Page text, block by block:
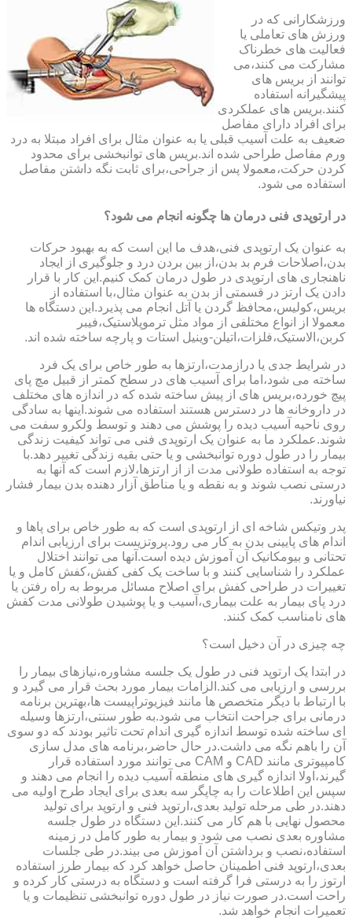
ورزشکارانی که در
ورزش های تعاملی یا
فعالیت های خطرناک
مشارکت می کنند،می
توانند از بریس های
پیشگیرانه استفاده
کنند.بریس های عملکردی
برای افراد دارای مفاصل
ضعیف به علت آسیب قبلی یا به عنوان مثال برای افراد مبتلا به درد
ورم مفاصل طراحی شده اند.بریس های توانبخشی برای محدود
کردن حرکت،معمولا پس از جراحی،برای ثابت نگه داشتن مفاصل
استفاده می شود.
در ارتوپدی فنی درمان ها چگونه انجام می شود؟
به عنوان یک ارتوپدی فنی،هدف ما این است که به بهبود حرکات
بدن،اصلاحات فرم بد بدن،از بین بردن درد و جلوگیری از ایجاد
ناهنجاری های ارتوپدی در طول درمان کمک کنیم.این کار با قرار
دادن یک ارتز در قسمتی از بدن به عنوان مثال،با استفاده از
بریس،کولیس،محافظ گردن یا آتل انجام می پذیرد.این دستگاه ها
معمولا از انواع مختلفی از مواد مثل ترموپلاستیک،فیبر
کربن،الاستیک،فلزات،اتیلن-وینیل استات و پارچه ساخته شده اند.
در شرایط جدی یا درازمدت،ارتزها به طور خاص برای یک فرد
ساخته می شود،اما برای آسیب های در سطح کمتر از قبیل مچ پای
پیچ خورده،بریس های از پیش ساخته شده که در اندازه های مختلف
در داروخانه ها در دسترس هستند استفاده می شوند.اینها به سادگی
روی ناحیه آسیب دیده را پوشش می دهند و توسط ولکرو سفت می
شوند.عملکرد ما به عنوان یک ارتوپدی فنی می تواند کیفیت زندگی
بیمار را در طول دوره توانبخشی و یا حتی بقیه زندگی تغییر دهد.با
توجه به استفاده طولانی مدت از از ارتزها،لازم است که آنها به
درستی نصب شوند و به نقطه و یا مناطق آزار دهنده بدن بیمار فشار
نیاورند.
پدر وتیکس شاخه ای از ارتوپدی است که به طور خاص برای پاها و
اندام های پایینی بدن به کار می رود.پروتزیست برای ارزیابی اندام
تحتانی و بیومکانیک آن آموزش دیده است.آنها می توانند اختلال
عملکرد را شناسایی کنند و با ساخت یک کفی کفش،کفش کامل و یا
تغییرات در طراحی کفش برای اصلاح مسائل مربوط به راه رفتن یا
درد پای بیمار به علت بیماری،آسیب و یا پوشیدن طولانی مدت کفش
های نامناسب کمک کنند.
چه چیزی در آن دخیل است؟
در ابتدا یک ارتوپد فنی در طول یک جلسه مشاوره،نیازهای بیمار را
بررسی و ارزیابی می کند.الزامات بیمار مورد بحث قرار می گیرد و
با ارتباط با دیگر متخصص ها مانند فیزیوتراپیست ها،بهترین برنامه
درمانی برای جراحت انتخاب می شود.به طور سنتی،ارتزها وسیله
ای ساخته شده توسط اندازه گیری اندام تحت تاثیر بودند که دو سوی
آن را باهم نگه می داشت.در حال حاضر،برنامه های مدل سازی
کامپیوتری مانند CAD و CAM می توانند مورد استفاده قرار
گیرند،اولا اندازه گیری های منطقه آسیب دیده را انجام می دهند و
سپس این اطلاعات را به چاپگر سه بعدی برای ایجاد طرح اولیه می
دهند.در طی مرحله تولید بعدی،ارتوپد فنی و ارتوپد برای تولید
محصول نهایی با هم کار می کنند.این دستگاه در طول جلسه
مشاوره بعدی نصب می شود و بیمار به طور کامل در زمینه
استفاده،نصب و برداشتن آن آموزش می بیند.در طی جلسات
بعدی،ارتوپد فنی اطمینان حاصل خواهد کرد که بیمار طرز استفاده
ارتوز را به درستی فرا گرفته است و دستگاه به درستی کار کرده و
راحت است.در صورت نیاز در طول دوره توانبخشی تنظیمات و یا
تعمیرات انجام خواهد شد.